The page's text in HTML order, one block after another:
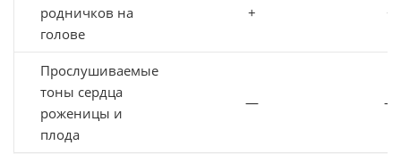
родничков на
голове
+ +
Прослушиваемые
тоны сердца
роженицы и
плода
— —